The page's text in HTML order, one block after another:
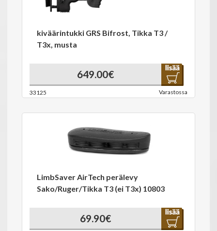
kiväärintukki GRS Bifrost, Tikka T3 /
T3x, musta
649.00€
33125 Varastossa
LimbSaver AirTech perälevy
Sako/Ruger/Tikka T3 (ei T3x) 10803
69.90€